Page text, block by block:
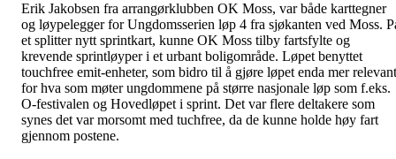
Erik Jakobsen fra arrangørklubben OK Moss, var både karttegner
og løypelegger for Ungdomsserien løp 4 fra sjøkanten ved Moss.
et splitter nytt sprintkart, kunne OK Moss tilby fartsfylte og
krevende sprintløyper i et urbant boligområde. Løpet benyttet
touchfree emit-enheter, som bidro til å gjøre løpet enda mer relevant
for hva som møter ungdommene på større nasjonale løp som f.eks.
O-festivalen og Hovedløpet i sprint. Det var flere deltakere som
synes det var morsomt med tuchfree, da de kunne holde høy fart
gjennom postene.